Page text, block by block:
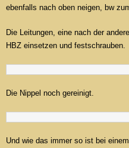
ebenfalls nach oben neigen, bw
Die Leitungen, eine nach der
HBZ einsetzen und festschrauben.
Die Nippel noch gereinigt.
Und wie das immer so ist bei